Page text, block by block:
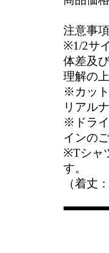
注意事項
※1/2サ
体差及
理解の
※カッ
リアル
※ドラ
インの
※Tシャ
す。
（着丈